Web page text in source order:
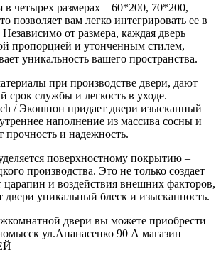
в четырех размерах – 60*200, 70*200,
позволяет вам легко интегрировать ее в
от размера, каждая дверь
пропорцией и утонченным стилем,
уникальность вашего пространства.
при производстве двери, дают
срок службы и легкость в уходе.
/ Экошпон придает двери изысканный
наполнение из массива сосны и
и надежность.
поверхностному покрытию –
производства. Это не только создает
и воздействия внешних факторов,
двери уникальный блеск и изысканность.
двери вы можете приобрести
ул.Апанасенко 90 А магазин